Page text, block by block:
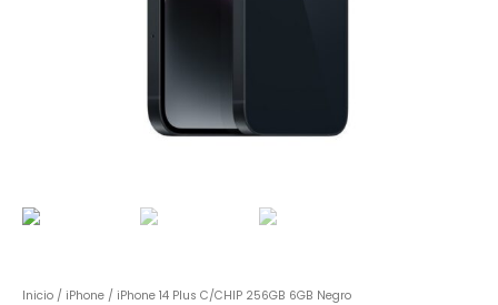
Inicio / iPhone / iPhone 14 Plus C/CHIP 256GB 6GB Negro